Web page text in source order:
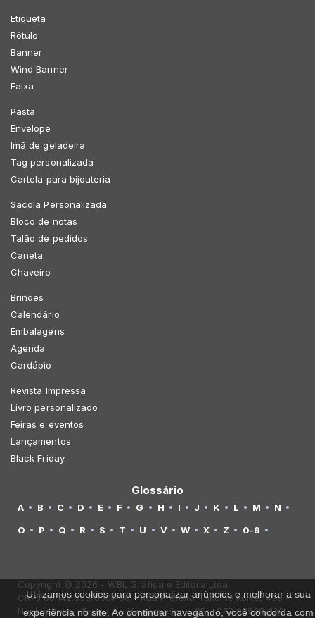
Etiqueta
Rótulo
Banner
Wind Banner
Faixa
Pasta
Envelope
Imã de geladeira
Tag personalizada
Cartela para bijouteria
Sacola Personalizada
Bloco de notas
Talão de pedidos
Caneta
Chaveiro
Brindes
Calendário
Embalagens
Agenda
Cardápio
Revista Impressa
Livro personalizado
Feiras e eventos
Lançamentos
Black Friday
Glossário
A B C D E F G H I J K L M
N
O
P Q R S T U V W X Z 0-9
Copyright © 2026 - WBL Gráfica e Editora Ltda.
CNPJ 08.142.850/0001-36 - Rua Prefeito Takume Koike, 499 -
Núcleo Itaim - Ferraz de Vasconcelos - SP - CEP 08538-100
Utilizamos cookies para personalizar anúncios e melhorar a sua
experiência no site. Ao continuar navegando, você concorda com